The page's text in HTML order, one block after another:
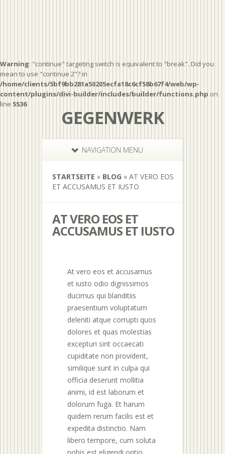
Warning: "continue" targeting switch is equivalent to "break". Did you
mean to use "continue 2"? in
/home/clients/5bf9bb281a50205ecfa18c6cf58b67f4/web/wp-
content/plugins/divi-builder/includes/builder/functions.php on
line 5536
GEGENWERK
NAVIGATION MENU
STARTSEITE » BLOG » AT VERO EOS
ET ACCUSAMUS ET IUSTO
AT VERO EOS ET
ACCUSAMUS ET IUSTO
At vero eos et accusamus
et iusto odio dignissimos
ducimus qui blanditiis
praesentium voluptatum
deleniti atque corrupti quos
dolores et quas molestias
excepturi sint occaecati
cupiditate non provident,
similique sunt in culpa qui
officia deserunt mollitia
animi, id est laborum et
dolorum fuga. Et harum
quidem rerum facilis est et
expedita distinctio. Nam
libero tempore, cum soluta